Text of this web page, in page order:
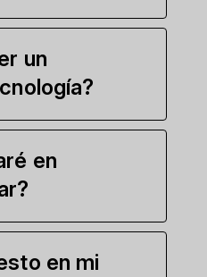
un
en
en mi